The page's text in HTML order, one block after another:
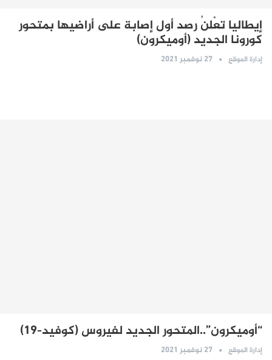
إيطاليا تعْلنُ رصد أول إصابة على أراضيها بمتحور
كورونا الجديد (أوميكرون)
إدارة الموقع 27 نوفمبر 2021
“أوميكرون”..المتحور الجديد لفيروس (كوفيد-19)
إدارة الموقع 27 نوفمبر 2021